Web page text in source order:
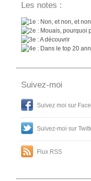
Les notes :
: Non, et non, et
: Mouais, pourquoi
: A découvrir
: Dans le top 20
Suivez-moi
Suivez moi sur
Suivez-moi sur
Flux RSS